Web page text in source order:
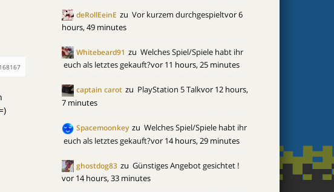
deRollEeinE zu Vor kurzem durchgespieltvor 6
hours, 49 minutes
Whitebeard91 zu Welches Spiel/Spiele habt ihr
euch als letztes gekauft?vor 11 hours, 25 minutes
captain carot zu PlayStation 5 Talkvor 12 hours,
7 minutes
Spacemoonkey zu Welches Spiel/Spiele habt ihr
euch als letztes gekauft?vor 14 hours, 29 minutes
ghostdog83 zu Günstiges Angebot gesichtet !
vor 14 hours, 33 minutes